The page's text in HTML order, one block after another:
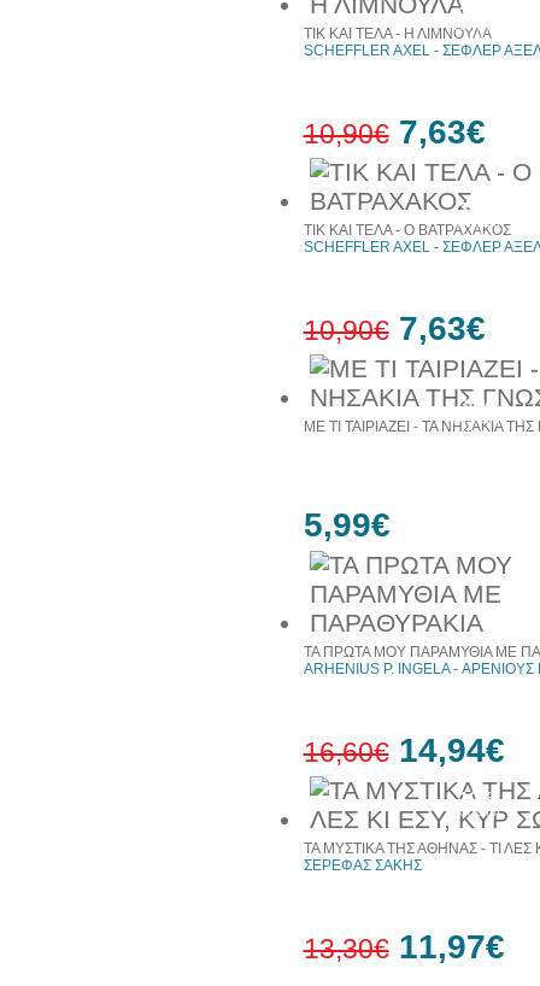
30%
έκπτωση
web
30%
έκπτωση
web
ΤΙΚ ΚΑΙ ΤΕΛΑ - Η ΛΙΜΝΟΥΛΑ
SCHEFFLER AXEL - ΣΕΦΛΕΡ
10,90€ 7,63€
30%
έκπτωση
web
ΤΙΚ ΚΑΙ ΤΕΛΑ - Ο ΒΑΤΡΑΧΑΚΟΣ
SCHEFFLER AXEL - ΣΕΦΛΕΡ
10,90€ 7,63€
ΜΕ ΤΙ ΤΑΙΡΙΑΖΕΙ - ΤΑ ΝΗΣΑΚΙΑ
5,99€
10%
έκπτωση
ΤΑ ΠΡΩΤΑ ΜΟΥ ΠΑΡΑΜΥΘΙΑ ΜΕ
ARHENIUS P. INGELA -
16,60€ 14,94€
ΤΑ ΜΥΣΤΙΚΑ ΤΗΣ ΑΘΗΝΑΣ - ΤΙ ΛΕΣ
ΣΕΡΕΦΑΣ ΣΑΚΗΣ
13,30€ 11,97€